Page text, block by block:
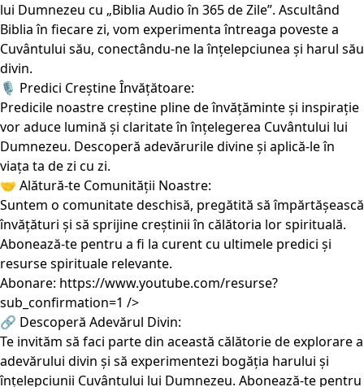
lui Dumnezeu cu „Biblia Audio în 365 de Zile”. Ascultând
Biblia în fiecare zi, vom experimenta întreaga poveste a
Cuvântului său, conectându-ne la înțelepciunea și harul său
divin.
🎙️ Predici Creștine Învățătoare:
Predicile noastre creștine pline de învățăminte și inspirație
vor aduce lumină și claritate în înțelegerea Cuvântului lui
Dumnezeu. Descoperă adevărurile divine și aplică-le în
viața ta de zi cu zi.
🤝 Alătură-te Comunității Noastre:
Suntem o comunitate deschisă, pregătită să împărtășească
învățături și să sprijine creștinii în călătoria lor spirituală.
Abonează-te pentru a fi la curent cu ultimele predici și
resurse spirituale relevante.
Abonare: https://www.youtube.com/resurse?
sub_confirmation=1 />
🔗 Descoperă Adevărul Divin:
Te invităm să faci parte din această călătorie de explorare a
adevărului divin și să experimentezi bogăția harului și
înțelepciunii Cuvântului lui Dumnezeu. Abonează-te pentru